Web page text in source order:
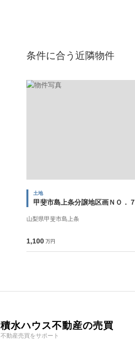
条件に合う近隣物件
土地
甲斐市島上条分譲地区画ＮＯ．７
山梨県甲斐市島上条
1,100 万円
積水ハウス不動産の売買
不動産売買をサポート